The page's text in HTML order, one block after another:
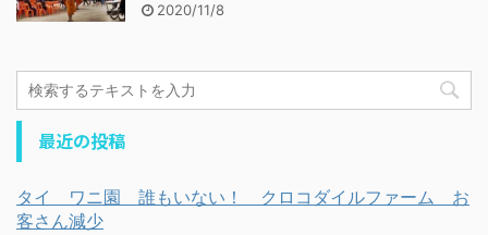
2020/11/8
最近の投稿
タイ ワニ園 誰もいない！ クロコダイルファーム お
客さん減少